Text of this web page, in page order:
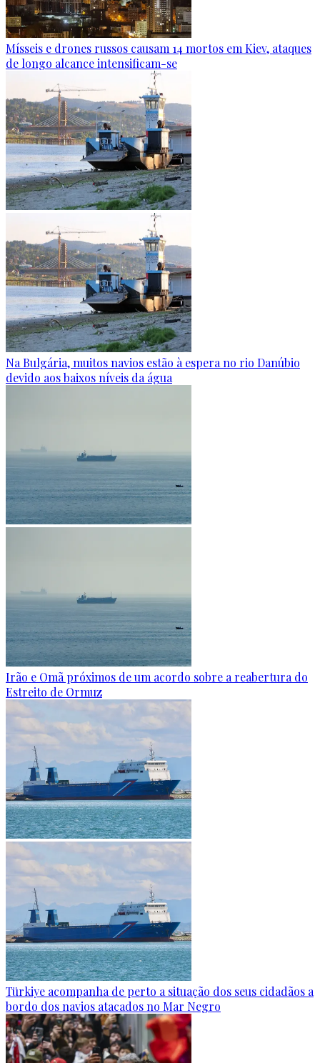
Mísseis e drones russos causam 14 mortos em Kiev, ataques
de longo alcance intensificam-se
Na Bulgária, muitos navios estão à espera no rio Danúbio
devido aos baixos níveis da água
Irão e Omã próximos de um acordo sobre a reabertura do
Estreito de Ormuz
Türkiye acompanha de perto a situação dos seus cidadãos a
bordo dos navios atacados no Mar Negro